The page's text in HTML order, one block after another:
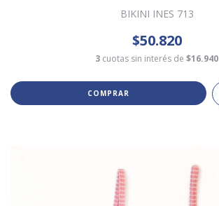
BIKINI INES 713
$50.820
3 cuotas sin interés de $16.940
COMPRAR